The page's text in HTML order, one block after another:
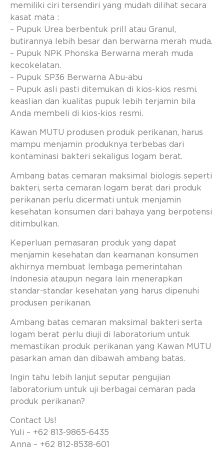
memiliki ciri tersendiri yang mudah dilihat secara
kasat mata :
– Pupuk Urea berbentuk prill atau Granul,
butirannya lebih besar dan berwarna merah muda.
– Pupuk NPK Phonska Berwarna merah muda
kecokelatan.
– Pupuk SP36 Berwarna Abu-abu
– Pupuk asli pasti ditemukan di kios-kios resmi.
keaslian dan kualitas pupuk lebih terjamin bila
Anda membeli di kios-kios resmi.
Kawan MUTU produsen produk perikanan, harus
mampu menjamin produknya terbebas dari
kontaminasi bakteri sekaligus logam berat.
Ambang batas cemaran maksimal biologis seperti
bakteri, serta cemaran logam berat dari produk
perikanan perlu dicermati untuk menjamin
kesehatan konsumen dari bahaya yang berpotensi
ditimbulkan.
Keperluan pemasaran produk yang dapat
menjamin kesehatan dan keamanan konsumen
akhirnya membuat lembaga pemerintahan
Indonesia ataupun negara lain menerapkan
standar-standar kesehatan yang harus dipenuhi
produsen perikanan.
Ambang batas cemaran maksimal bakteri serta
logam berat perlu diuji di laboratorium untuk
memastikan produk perikanan yang Kawan MUTU
pasarkan aman dan dibawah ambang batas.
Ingin tahu lebih lanjut seputar pengujian
laboratorium untuk uji berbagai cemaran pada
produk perikanan?
Contact Us!
Yuli – +62 813-9865-6435
Anna – +62 812-8538-601